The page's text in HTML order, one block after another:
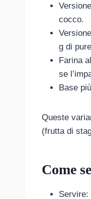
cocco.
g di
Farina
se
Base
Queste
(frutta di
Come
Servire: